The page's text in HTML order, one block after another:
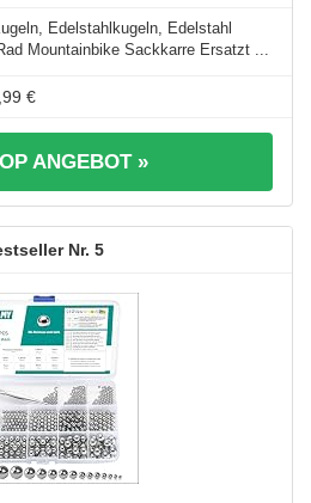
Edelstahlkugeln, Edelstahl
Mountainbike Sackkarre Ersatzt ...
€
ANGEBOT »
5